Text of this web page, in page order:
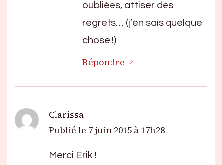
oubliées, attiser des
regrets… (j’en sais quelque
chose !)
Répondre
Clarissa
Publié le 7 juin 2015 à 17h28
Merci Erik !